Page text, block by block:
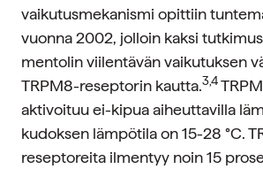
vaikutusmekanismi opittiin
vuonna 2002, jolloin kaksi
mentolin viilentävän vaikutuksen
TRPM8-reseptorin kautta.3,4
aktivoituu ei-kipua aiheuttavilla
kudoksen lämpötila on 15-28 °C.
reseptoreita ilmentyy noin 15